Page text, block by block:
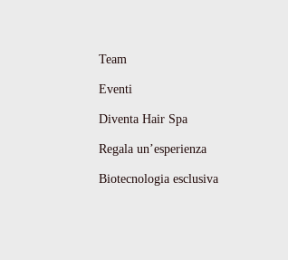
Team
Eventi
Diventa Hair Spa
Regala un’esperienza
Biotecnologia esclusiva